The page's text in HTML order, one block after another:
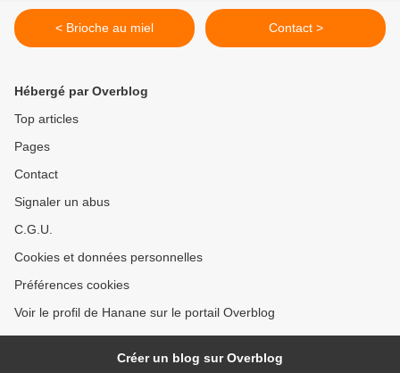
< Brioche au miel Contact >
Hébergé par Overblog
Top articles
Pages
Contact
Signaler un abus
C.G.U.
Cookies et données personnelles
Préférences cookies
Voir le profil de Hanane sur le portail Overblog
Créer un blog sur Overblog